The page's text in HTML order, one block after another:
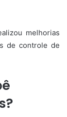
melhorias
de controle de